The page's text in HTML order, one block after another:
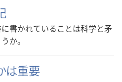
書かれていることは科学と矛
か。
は重要